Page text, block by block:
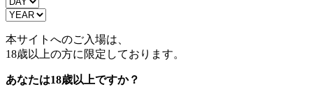
本サイトへのご入場は、
18歳以上の方に限定しております。
あなたは18歳以上ですか？